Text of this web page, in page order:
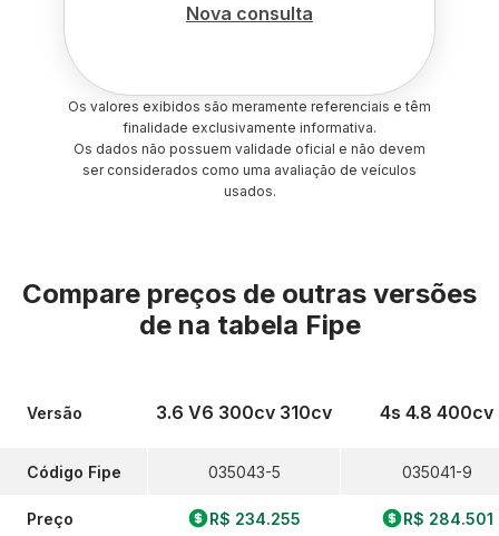
Nova consulta
Os valores exibidos são meramente referenciais e têm
finalidade exclusivamente informativa.
Os dados não possuem validade oficial e não devem
ser considerados como uma avaliação de veículos
usados.
Compare preços de outras versões
de na tabela Fipe
Versão
Código Fipe
Preço
3.6 V6 300cv 310cv
035043-5
R$ 234.255
4s 4.8 400cv
035041-9
R$ 284.501